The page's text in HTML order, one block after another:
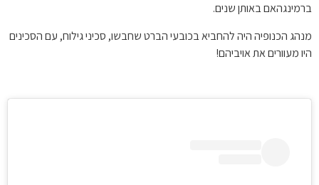
ברמינגהאם באותן שנים.
מנהג הכנופיה היה להחביא בכובעי הברט שחבשו, סכיני גילוח, עם הסכינים
היו מעוורים את אויביהם!